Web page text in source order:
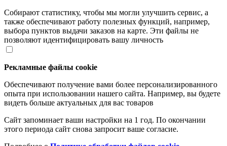
Собирают статистику, чтобы мы могли улучшить сервис, а
также обеспечивают работу полезных функций, например,
выбора пунктов выдачи заказов на карте. Эти файлы не
позволяют идентифицировать вашу личность
Рекламные файлы cookie
Обеспечивают получение вами более персонализированного
опыта при использовании нашего сайта. Например, вы будете
видеть больше актуальных для вас товаров
Сайт запоминает ваши настройки на 1 год. По окончании
этого периода сайт снова запросит ваше согласие.